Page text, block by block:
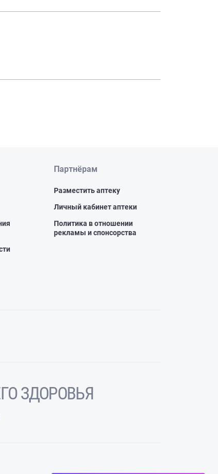
Партнёрам
Разместить аптеку
Личный кабинет аптеки
Политика в отношении
рекламы и спонсорства
ЗДОРОВЬЯ